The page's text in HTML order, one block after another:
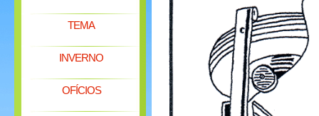
TEMA
INVERNO
OFÍCIOS